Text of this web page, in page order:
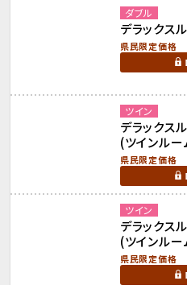
ダブル
デラックス
県民限定価格
ツイン
デラック
(ツインルー
県民限定価格
ツイン
デラック
(ツインルー
県民限定価格